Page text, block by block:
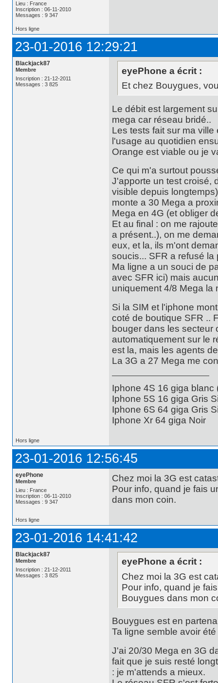
Lieu : France
Inscription : 06-11-2010
Messages : 9 347
Hors ligne
23-01-2016 12:29:21
Blackjack87
Membre
Inscription : 21-12-2011
Messages : 3 825
eyePhone a écrit :
Et chez Bouygues,
Le débit est largement
mega car réseau bridé..
Les tests fait sur ma
l'usage au quotidien
Orange est viable ou je
Ce qui m'a surtout
J'apporte un test croisé,
visible depuis
monte a 30 Mega a
Mega en 4G (et obliger
Et au final : on me
a présent..), on me
eux, et la, ils m'ont
soucis... SFR a refusé
Ma ligne a un souci de
avec SFR ici) mais
uniquement 4/8 Mega la
Si la SIM et l'iphone
coté de boutique SFR ..
bouger dans les secteur
automatiquement sur le
est la, mais les agents
La 3G a 27 Mega me
Iphone 4S 16 giga blanc
Iphone 5S 16 giga Gris
Iphone 6S 64 giga Gris
Iphone Xr 64 giga Noir
Hors ligne
23-01-2016 12:56:45
eyePhone
Membre
Lieu : France
Inscription : 06-11-2010
Messages : 9 347
Chez moi la 3G est
Pour info, quand je fais
dans mon coin.
Hors ligne
23-01-2016 14:41:42
Blackjack87
Membre
Inscription : 21-12-2011
Messages : 3 825
eyePhone a écrit :
Chez moi la 3G est
Pour info, quand je
Bouygues dans mon
Bouygues est en
Ta ligne semble avoir
J'ai 20/30 Mega en 3G
fait que je suis resté
: je m'attends a mieux.